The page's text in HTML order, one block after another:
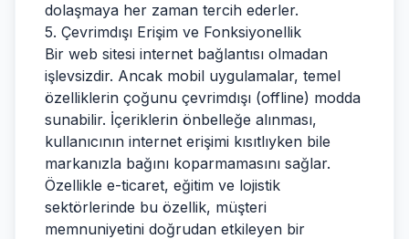
dolaşmaya her zaman tercih ederler.
5. Çevrimdışı Erişim ve Fonksiyonellik
Bir web sitesi internet bağlantısı olmadan
işlevsizdir. Ancak mobil uygulamalar, temel
özelliklerin çoğunu çevrimdışı (offline) modda
sunabilir. İçeriklerin önbelleğe alınması,
kullanıcının internet erişimi kısıtlıyken bile
markanızla bağını koparmamasını sağlar.
Özellikle e-ticaret, eğitim ve lojistik
sektörlerinde bu özellik, müşteri
memnuniyetini doğrudan etkileyen bir